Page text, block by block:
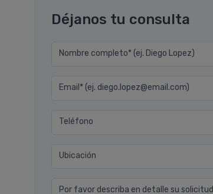
Déjanos tu consulta
Nombre completo* (ej. Diego Lopez)
Email* (ej. diego.lopez@email.com)
Teléfono
Ubicación
Por favor describa en detalle su solicitud